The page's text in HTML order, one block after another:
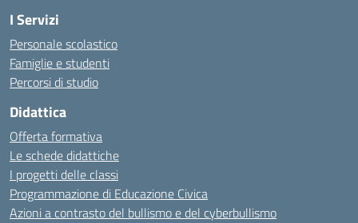
I Servizi
Personale scolastico
Famiglie e studenti
Percorsi di studio
Didattica
Offerta formativa
Le schede didattiche
I progetti delle classi
Programmazione di Educazione Civica
Azioni a contrasto del bullismo e del cyberbullismo